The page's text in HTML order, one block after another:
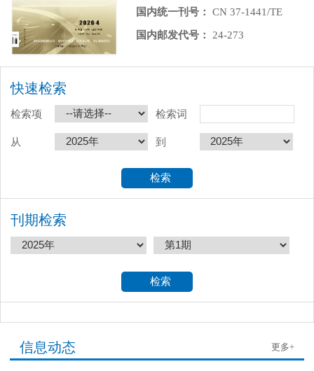
国内统一刊号： CN 37-1441/TE
国内邮发代号： 24-273
快速检索
检索项 检索词
从 到
刊期检索
信息动态 更多+